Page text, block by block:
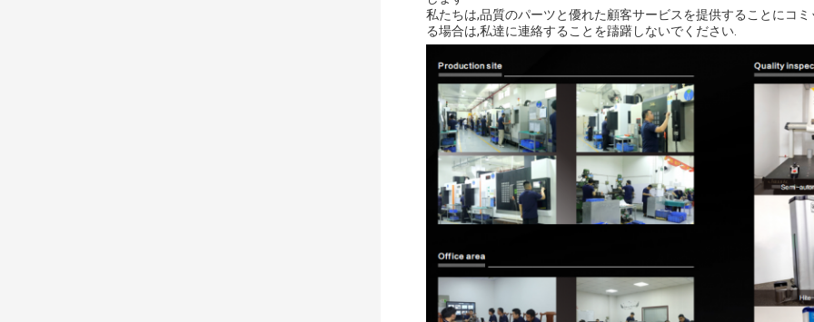
私たちは,品質のパーツと優れた顧客サービスを提供することにコ
る場合は,私達に連絡することを躊躇しないでください.